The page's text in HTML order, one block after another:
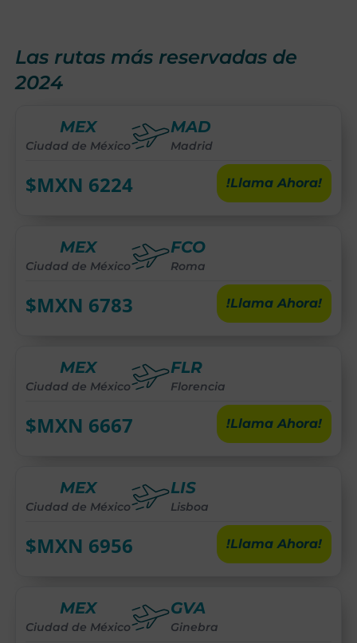
Las rutas más reservadas de
2024
MEX
Ciudad de México
MAD
Madrid
$MXN 6224 !Llama Ahora!
MEX
Ciudad de México
FCO
Roma
$MXN 6783 !Llama Ahora!
MEX
Ciudad de México
FLR
Florencia
$MXN 6667 !Llama Ahora!
MEX
Ciudad de México
LIS
Lisboa
$MXN 6956 !Llama Ahora!
MEX
Ciudad de México
GVA
Ginebra